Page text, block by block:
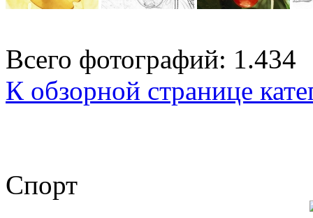
Всего фотографий: 1.434
К обзорной странице
Спорт